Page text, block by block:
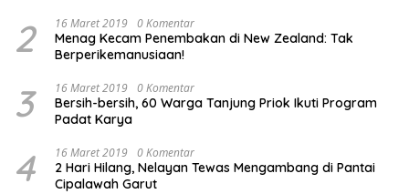
2 16 Maret 2019 0 Komentar
Menag Kecam Penembakan di New Zealand: Tak
Berperikemanusiaan!
3 16 Maret 2019 0 Komentar
Bersih-bersih, 60 Warga Tanjung Priok Ikuti Program
Padat Karya
4 16 Maret 2019 0 Komentar
2 Hari Hilang, Nelayan Tewas Mengambang di Pantai
Cipalawah Garut